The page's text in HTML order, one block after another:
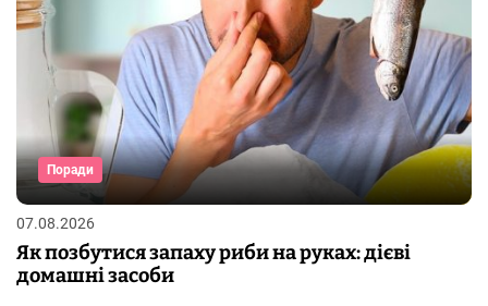
Поради
07.08.2026
Як позбутися запаху риби на руках: дієві
домашні засоби